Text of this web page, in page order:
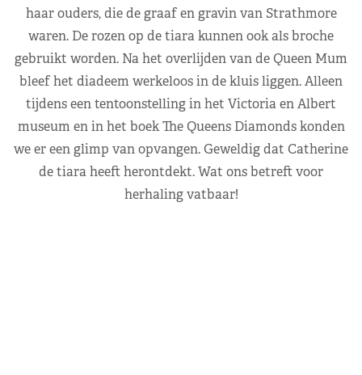
haar ouders, die de graaf en gravin van Strathmore
waren. De rozen op de tiara kunnen ook als broche
gebruikt worden. Na het overlijden van de Queen Mum
bleef het diadeem werkeloos in de kluis liggen. Alleen
tijdens een tentoonstelling in het Victoria en Albert
museum en in het boek The Queens Diamonds konden
we er een glimp van opvangen. Geweldig dat Catherine
de tiara heeft herontdekt. Wat ons betreft voor
herhaling vatbaar!